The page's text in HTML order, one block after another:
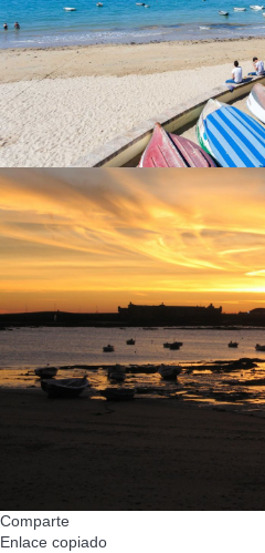
Comparte
Enlace copiado